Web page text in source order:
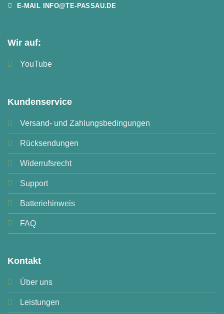
E-MAIL INFO@TE-PASSAU.DE
Wir auf:
YouTube
Kundenservice
Versand- und Zahlungsbedingungen
Rücksendungen
Widerrufsrecht
Support
Batteriehinweis
FAQ
Kontakt
Über uns
Leistungen